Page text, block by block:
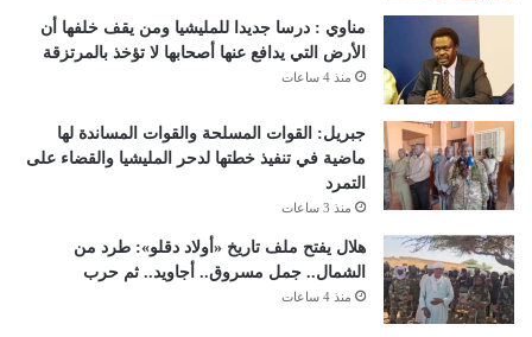
مناوي : درسا جديدا للمليشيا ومن يقف خلفها أن
الأرض التي يدافع عنها أصحابها لا تؤخذ بالمرتزقة
منذ 4 ساعات
جبريل: القوات المسلحة والقوات المساندة لها
ماضية في تنفيذ خطتها لدحر المليشيا والقضاء على
التمرد
منذ 3 ساعات
هلال يفتح ملف تاريخ «أولاد دقلو»: طرد من
الشمال.. جمل مسروق.. أجاويد.. ثم حرب
منذ 4 ساعات